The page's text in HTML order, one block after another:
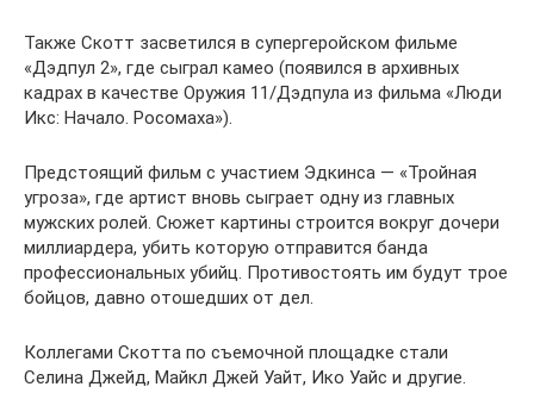
Также Скотт засветился в супергеройском фильме
«Дэдпул 2», где сыграл камео (появился в архивных
кадрах в качестве Оружия 11/Дэдпула из фильма «Люди
Икс: Начало. Росомаха»).
Предстоящий фильм с участием Эдкинса — «Тройная
угроза», где артист вновь сыграет одну из главных
мужских ролей. Сюжет картины строится вокруг дочери
миллиардера, убить которую отправится банда
профессиональных убийц. Противостоять им будут трое
бойцов, давно отошедших от дел.
Коллегами Скотта по съемочной площадке стали
Селина Джейд, Майкл Джей Уайт, Ико Уайс и другие.